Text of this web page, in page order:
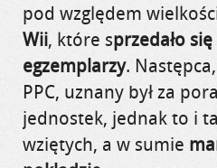
pod względem
Wii, które sprzedało
egzemplarzy.
PPC, uznany był za
jednostek, jednak to i
wziętych, a w sumie